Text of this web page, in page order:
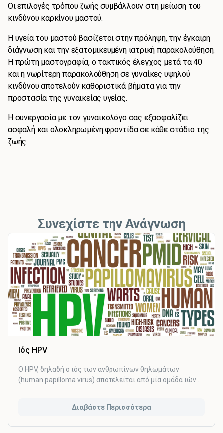
Οι επιλογές τρόπου ζωής συμβάλλουν στη μείωση του
κινδύνου καρκίνου μαστού.
Η υγεία του μαστού βασίζεται στην πρόληψη, την έγκαιρη
διάγνωση και την εξατομικευμένη ιατρική παρακολούθηση.
Η πρώτη μαστογραφία, ο τακτικός έλεγχος μετά τα 40
και η νωρίτερη παρακολούθηση σε γυναίκες υψηλού
κινδύνου αποτελούν καθοριστικά βήματα για την
προστασία της γυναικείας υγείας.
Η συνεργασία με τον γυναικολόγο σας εξασφαλίζει
ασφαλή και ολοκληρωμένη φροντίδα σε κάθε στάδιο της
ζωής.
Συνεχίστε την Ανάγνωση
Ιός HPV
Ο HPV, δηλαδή ο ιός των ανθρωπίνων θηλωμάτων
(human papilloma virus) αποτελείται από μία ομάδα ιών
οι 40 επηρεάζουν τα γεννητικά όργανα ανδρών και
Διαβάστε Περισσότερα